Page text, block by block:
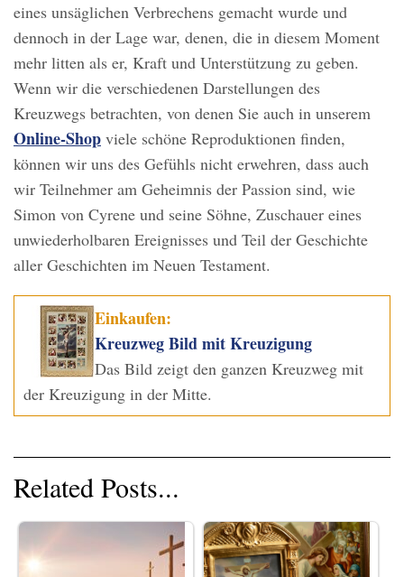
eines unsäglichen Verbrechens gemacht wurde und
dennoch in der Lage war, denen, die in diesem Moment
mehr litten als er, Kraft und Unterstützung zu geben.
Wenn wir die verschiedenen Darstellungen des
Kreuzwegs betrachten, von denen Sie auch in unserem
Online-Shop viele schöne Reproduktionen finden,
können wir uns des Gefühls nicht erwehren, dass auch
wir Teilnehmer am Geheimnis der Passion sind, wie
Simon von Cyrene und seine Söhne, Zuschauer eines
unwiederholbaren Ereignisses und Teil der Geschichte
aller Geschichten im Neuen Testament.
Einkaufen:
Kreuzweg Bild mit Kreuzigung
Das Bild zeigt den ganzen Kreuzweg mit
der Kreuzigung in der Mitte.
Related Posts...